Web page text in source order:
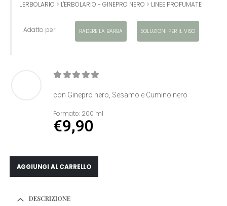
L'ERBOLARIO > L'ERBOLARIO - GINEPRO NERO > LINEE PROFUMATE
Adatto per RADERE LA BARBA SOLUZIONI PER IL VISO
con Ginepro nero, Sesamo e Cumino nero
Formato: 200 ml
€9,90
AGGIUNGI AL CARRELLO
DESCRIZIONE